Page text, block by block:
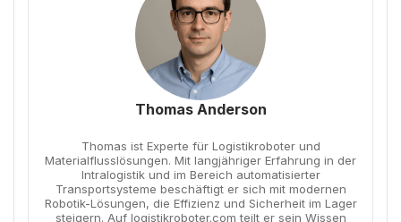
Thomas Anderson
Thomas ist Experte für Logistikroboter und
Materialflusslösungen. Mit langjähriger Erfahrung in der
Intralogistik und im Bereich automatisierter
Transportsysteme beschäftigt er sich mit modernen
Robotik-Lösungen, die Effizienz und Sicherheit im Lager
steigern. Auf logistikroboter.com teilt er sein Wissen